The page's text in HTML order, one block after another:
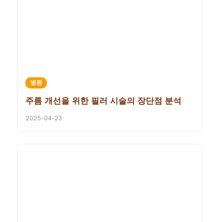
병원
주름 개선을 위한 필러 시술의 장단점 분석
2025-04-23